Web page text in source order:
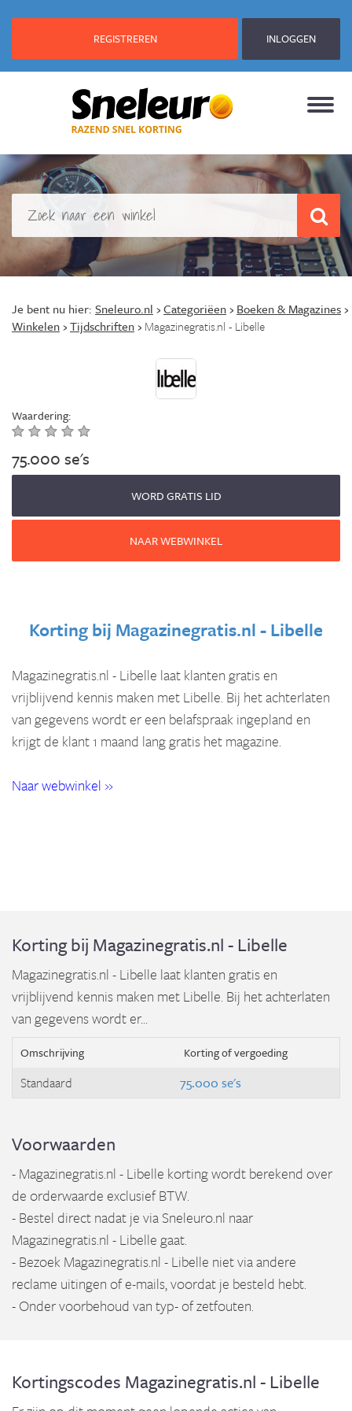
REGISTREREN INLOGGEN
Je bent nu hier: Sneleuro.nl ›Categoriëen› Boeken & Magazines›
Winkelen›Tijdschriften› Magazinegratis.nl - Libelle
Waardering:
75.000 se's
WORD GRATIS LID
NAAR WEBWINKEL
Korting bij Magazinegratis.nl - Libelle
Magazinegratis.nl - Libelle laat klanten gratis en
vrijblijvend kennis maken met Libelle. Bij het achterlaten
van gegevens wordt er een belafspraak ingepland en
krijgt de klant 1 maand lang gratis het magazine.
Naar webwinkel »
Korting bij Magazinegratis.nl - Libelle
Magazinegratis.nl - Libelle laat klanten gratis en
vrijblijvend kennis maken met Libelle. Bij het achterlaten
van gegevens wordt er...
Omschrijving Korting of vergoeding
Standaard 75.000 se's
Voorwaarden
- Magazinegratis.nl - Libelle korting wordt berekend over
de orderwaarde exclusief BTW.
- Bestel direct nadat je via Sneleuro.nl naar
Magazinegratis.nl - Libelle gaat.
- Bezoek Magazinegratis.nl - Libelle niet via andere
reclame uitingen of e-mails, voordat je besteld hebt.
- Onder voorbehoud van typ- of zetfouten.
Kortingscodes Magazinegratis.nl - Libelle